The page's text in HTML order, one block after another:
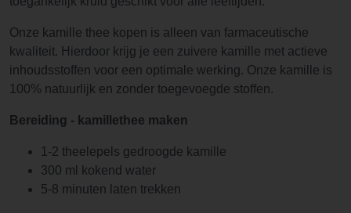
Onze kamille thee kopen is alleen van farmaceutische
kwaliteit. Hierdoor krijg je een zuivere kamille met actieve
inhoudsstoffen voor een optimale werking. Onze kamille is
100% natuurlijk en zonder toegevoegde stoffen.
Bereiding - kamillethee maken
1-2 theelepels gedroogde kamille
300 ml kokend water
5-8 minuten laten trekken